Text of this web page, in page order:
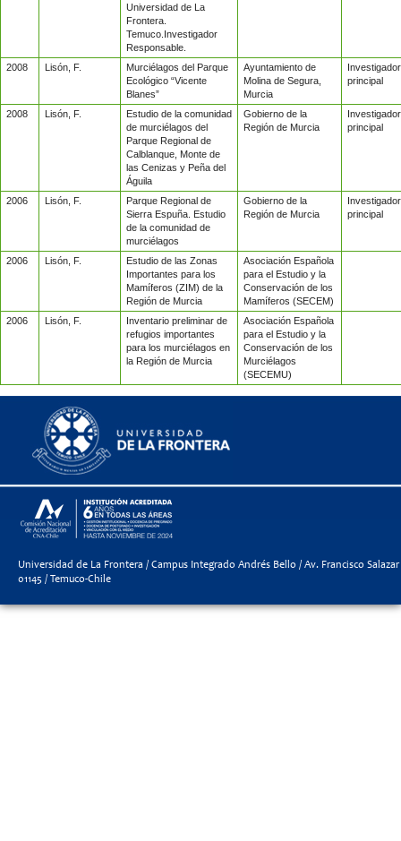
Universidad de La
Frontera.
Temuco.Investigador
Responsable.
2008 Lisón, F.
Murciélagos del Parque
Ecológico “Vicente
Blanes”
Ayuntamiento de
Molina de Segura,
Murcia
Investigador
principal
2008 Lisón, F.
Estudio de la comunidad
de murciélagos del
Parque Regional de
Calblanque, Monte de
las Cenizas y Peña del
Águila
Gobierno de la
Región de Murcia
Investigador
principal
2006 Lisón, F.
Parque Regional de
Sierra Espuña. Estudio
de la comunidad de
murciélagos
Gobierno de la
Región de Murcia
Investigador
principal
2006 Lisón, F.
Estudio de las Zonas
Importantes para los
Mamíferos (ZIM) de la
Región de Murcia
Asociación Española
para el Estudio y la
Conservación de los
Mamíferos (SECEM)
2006
Lisón, F.
Inventario preliminar de
refugios importantes
para los murciélagos en
la Región de Murcia
Asociación Española
para el Estudio y la
Conservación de los
Murciélagos
(SECEMU)
Universidad de La Frontera / Campus Integrado Andrés Bello / Av. Francisco Salazar
01145 / Temuco-Chile